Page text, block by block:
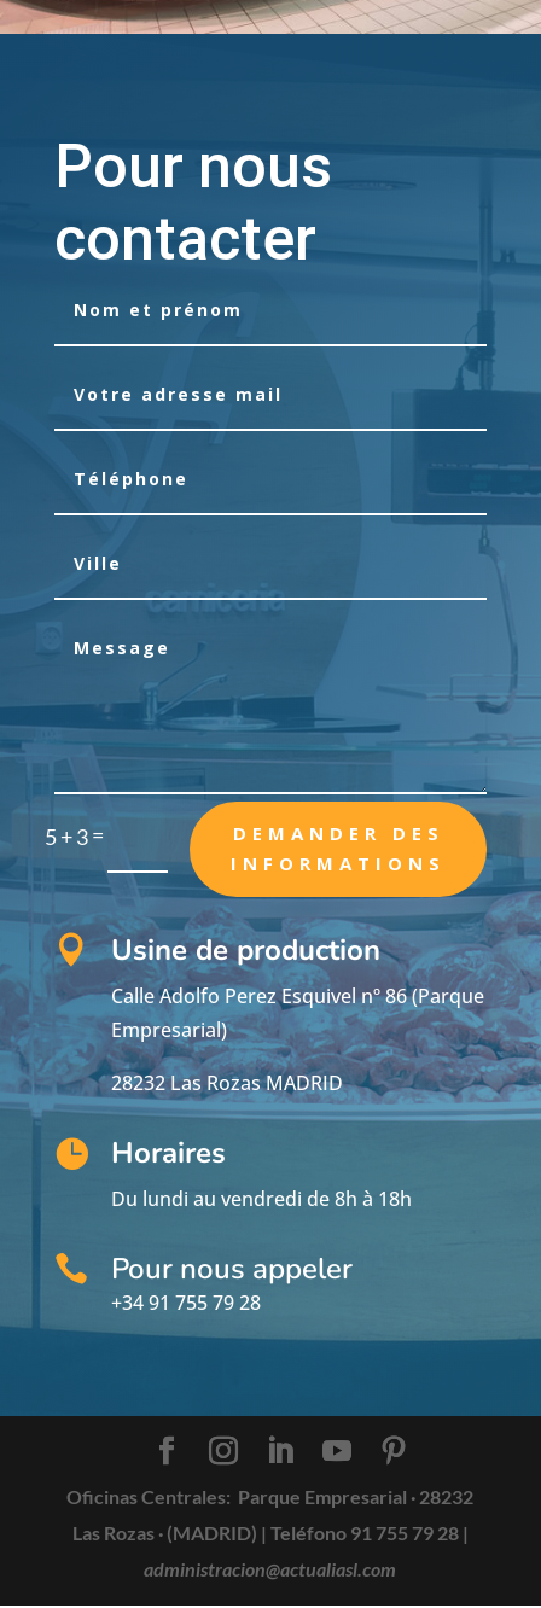
Pour nous
contacter
5 + 3=
DEMANDER DES
INFORMATIONS
 Usine de production
Calle Adolfo Perez Esquivel nº 86 (Parque
Empresarial)
28232 Las Rozas MADRID
 Horaires
Du lundi au vendredi de 8h à 18h
 Pour nous appeler
+34 91 755 79 28
Oficinas Centrales: Parque Empresarial · 28232
Las Rozas · (MADRID) | Teléfono 91 755 79 28|
administracion@actualiasl.com